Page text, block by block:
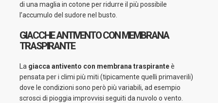
di una maglia in cotone per ridurre il più possibile
l’accumulo del sudore nel busto.
GIACCHE ANTIVENTO CON MEMBRANA
TRASPIRANTE
La giacca antivento con membrana traspiranteè
pensata per i climi più miti (tipicamente quelli primaverili)
dove le condizioni sono però più variabili, ad esempio
scrosci di pioggia improvvisi seguiti da nuvolo o vento.